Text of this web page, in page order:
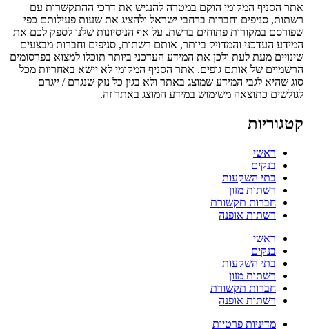
אתר הסניף המקומי הוקם במטרה להנגיש את דרכי ההתקשרות עם
רשתות, סניפים וחברות ברחבי ישראל ולהציג את שעות פעילותם כפי
שפורסם במקורות פתוחים ברשת. על אף הניסיונות שלנו לספק לכם את
המידע העדכני והמדויק ביותר, אותם רשתות, סניפים וחברות מבצעים
שינויים מעת לעת ולכן את המידע העדכני ביותר תוכלו למצוא בפרסומים
הרשמיים של אותם גופים. אתר הסניף המקומי לא יישא באחריות מכל
סוג שהיא לגבי המידע שמוצג באתר ולא בגין כל נזק שנגרם / ייגרם
לגולשים כתוצאה משימוש במידע המוצג באתר זה.
קטגוריות
ראשי
בנקים
בתי השקעות
רשתות מזון
חברות תקשורת
רשתות אופנה
ראשי
בנקים
בתי השקעות
רשתות מזון
חברות תקשורת
רשתות אופנה
מדיניות פרטיות